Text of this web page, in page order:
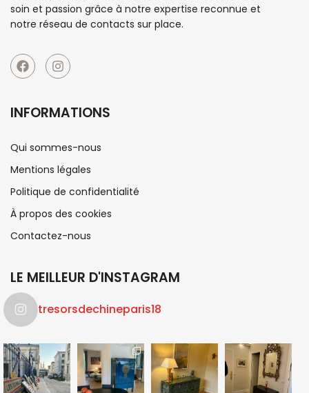
soin et passion grâce à notre expertise reconnue et
notre réseau de contacts sur place.
INFORMATIONS
Qui sommes-nous
Mentions légales
Politique de confidentialité
À propos des cookies
Contactez-nous
LE MEILLEUR D'INSTAGRAM
tresorsdechineparis18